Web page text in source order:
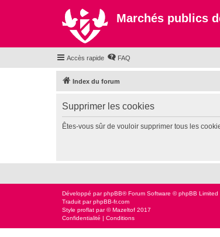
Marchés publics
Accès rapide FAQ
Index du forum
Supprimer les cookies
Êtes-vous sûr de vouloir supprimer tous les
Développé parphpBB® Forum Software © phpBB Limited
Traduit parphpBB-fr.com
Style proflat par ©Mazeltof 2017
Confidentialité | Conditions